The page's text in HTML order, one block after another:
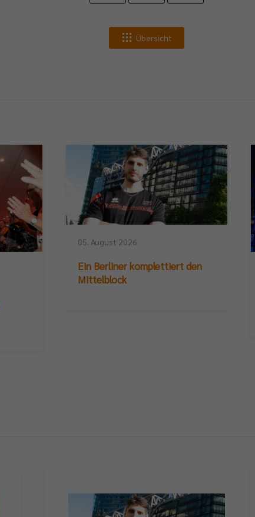
Übersicht
05. August 2026
Ein Berliner komplettiert den
Mittelblock